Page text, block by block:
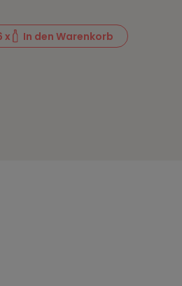
x In den Warenkorb